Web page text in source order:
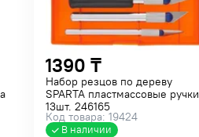
1390 ₸
Набор резцов по дереву
SPARTA пластмассовые ручки
13шт. 246165
Код товара: 19424
В наличии